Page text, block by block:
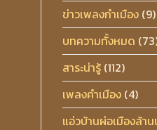
ข่าวเพลงกำเมือง(9)
บทความทั้งหมด
สาระน่ารู้(112)
เพลงคำเมือง(4)
แอ่วบ้านผ่อเมืองล้าน